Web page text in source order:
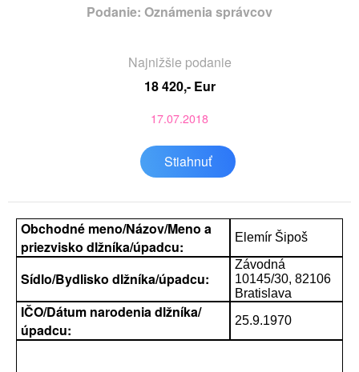
Podanie: Oznámenia správcov
Najnižšie podanie
18 420,- Eur
17.07.2018
Stiahnuť
Obchodné meno/Názov/Meno a
priezvisko dlžníka/úpadcu:
Elemír Šipoš
Sídlo/Bydlisko dlžníka/úpadcu:
Závodná
10145/30, 82106
Bratislava
IČO/Dátum narodenia dlžníka/
úpadcu:
25.9.1970